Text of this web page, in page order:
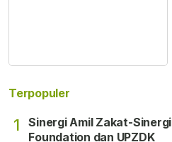
Terpopuler
1
Sinergi Amil Zakat-Sinergi
Foundation dan UPZDK